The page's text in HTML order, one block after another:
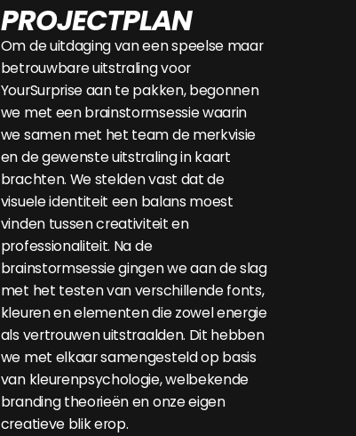
PROJECTPLAN
Om de uitdaging van een speelse maar
betrouwbare uitstraling voor
YourSurprise aan te pakken, begonnen
we met een brainstormsessie waarin
we samen met het team de merkvisie
en de gewenste uitstraling in kaart
brachten. We stelden vast dat de
visuele identiteit een balans moest
vinden tussen creativiteit en
professionaliteit. Na de
brainstormsessie gingen we aan de slag
met het testen van verschillende fonts,
kleuren en elementen die zowel energie
als vertrouwen uitstraalden. Dit hebben
we met elkaar samengesteld op basis
van kleurenpsychologie, welbekende
branding theorieën en onze eigen
creatieve blik erop.